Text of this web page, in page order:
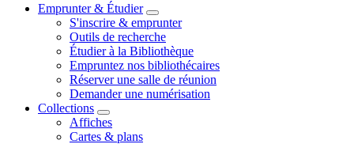
Emprunter & Étudier
S'inscrire & emprunter
Outils de recherche
Étudier à la Bibliothèque
Empruntez nos bibliothécaires
Réserver une salle de réunion
Demander une numérisation
Collections
Affiches
Cartes & plans